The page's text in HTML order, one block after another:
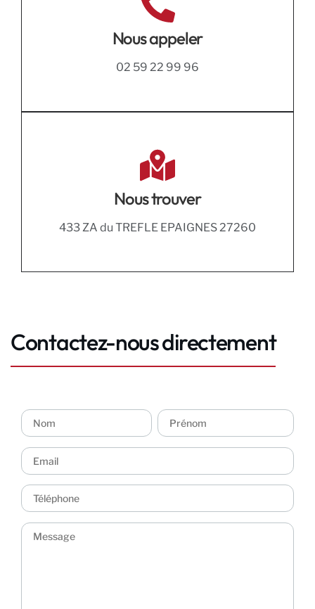
Nous appeler
02 59 22 99 96
Nous trouver
433 ZA du TREFLE EPAIGNES 27260
Contactez-nous directement